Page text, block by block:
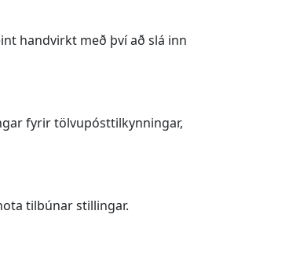
handvirkt með því að slá inn
fyrir tölvupósttilkynningar,
tilbúnar stillingar.